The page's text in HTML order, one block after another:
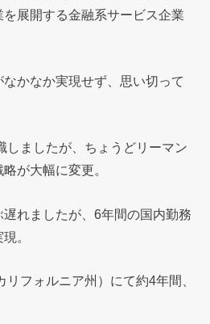
展開する金融系サービス企業
かなか実現せず、思い切って
しましたが、ちょうどリーマン
が大幅に変更。
れましたが、6年間の国内勤務
。
フォルニア州）にて約4年間、